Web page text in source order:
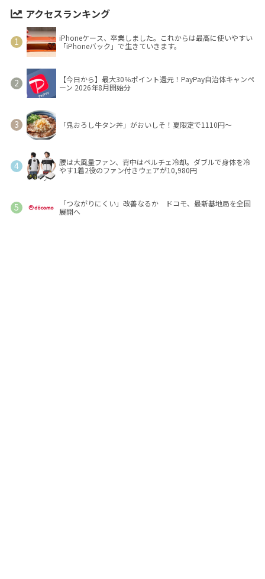
アクセスランキング
iPhoneケース、卒業しました。これからは最高に使いやすい
「iPhoneバック」で生きていきます。
【今日から】最大30％ポイント還元！PayPay自治体キャンペ
ーン 2026年8月開始分
「鬼おろし牛タン丼」がおいしそ！夏限定で1110円～
腰は大風量ファン、背中はペルチェ冷却。ダブルで身体を冷
やす1着2役のファン付きウェアが10,980円
「つながりにくい」改善なるか ドコモ、最新基地局を全国
展開へ